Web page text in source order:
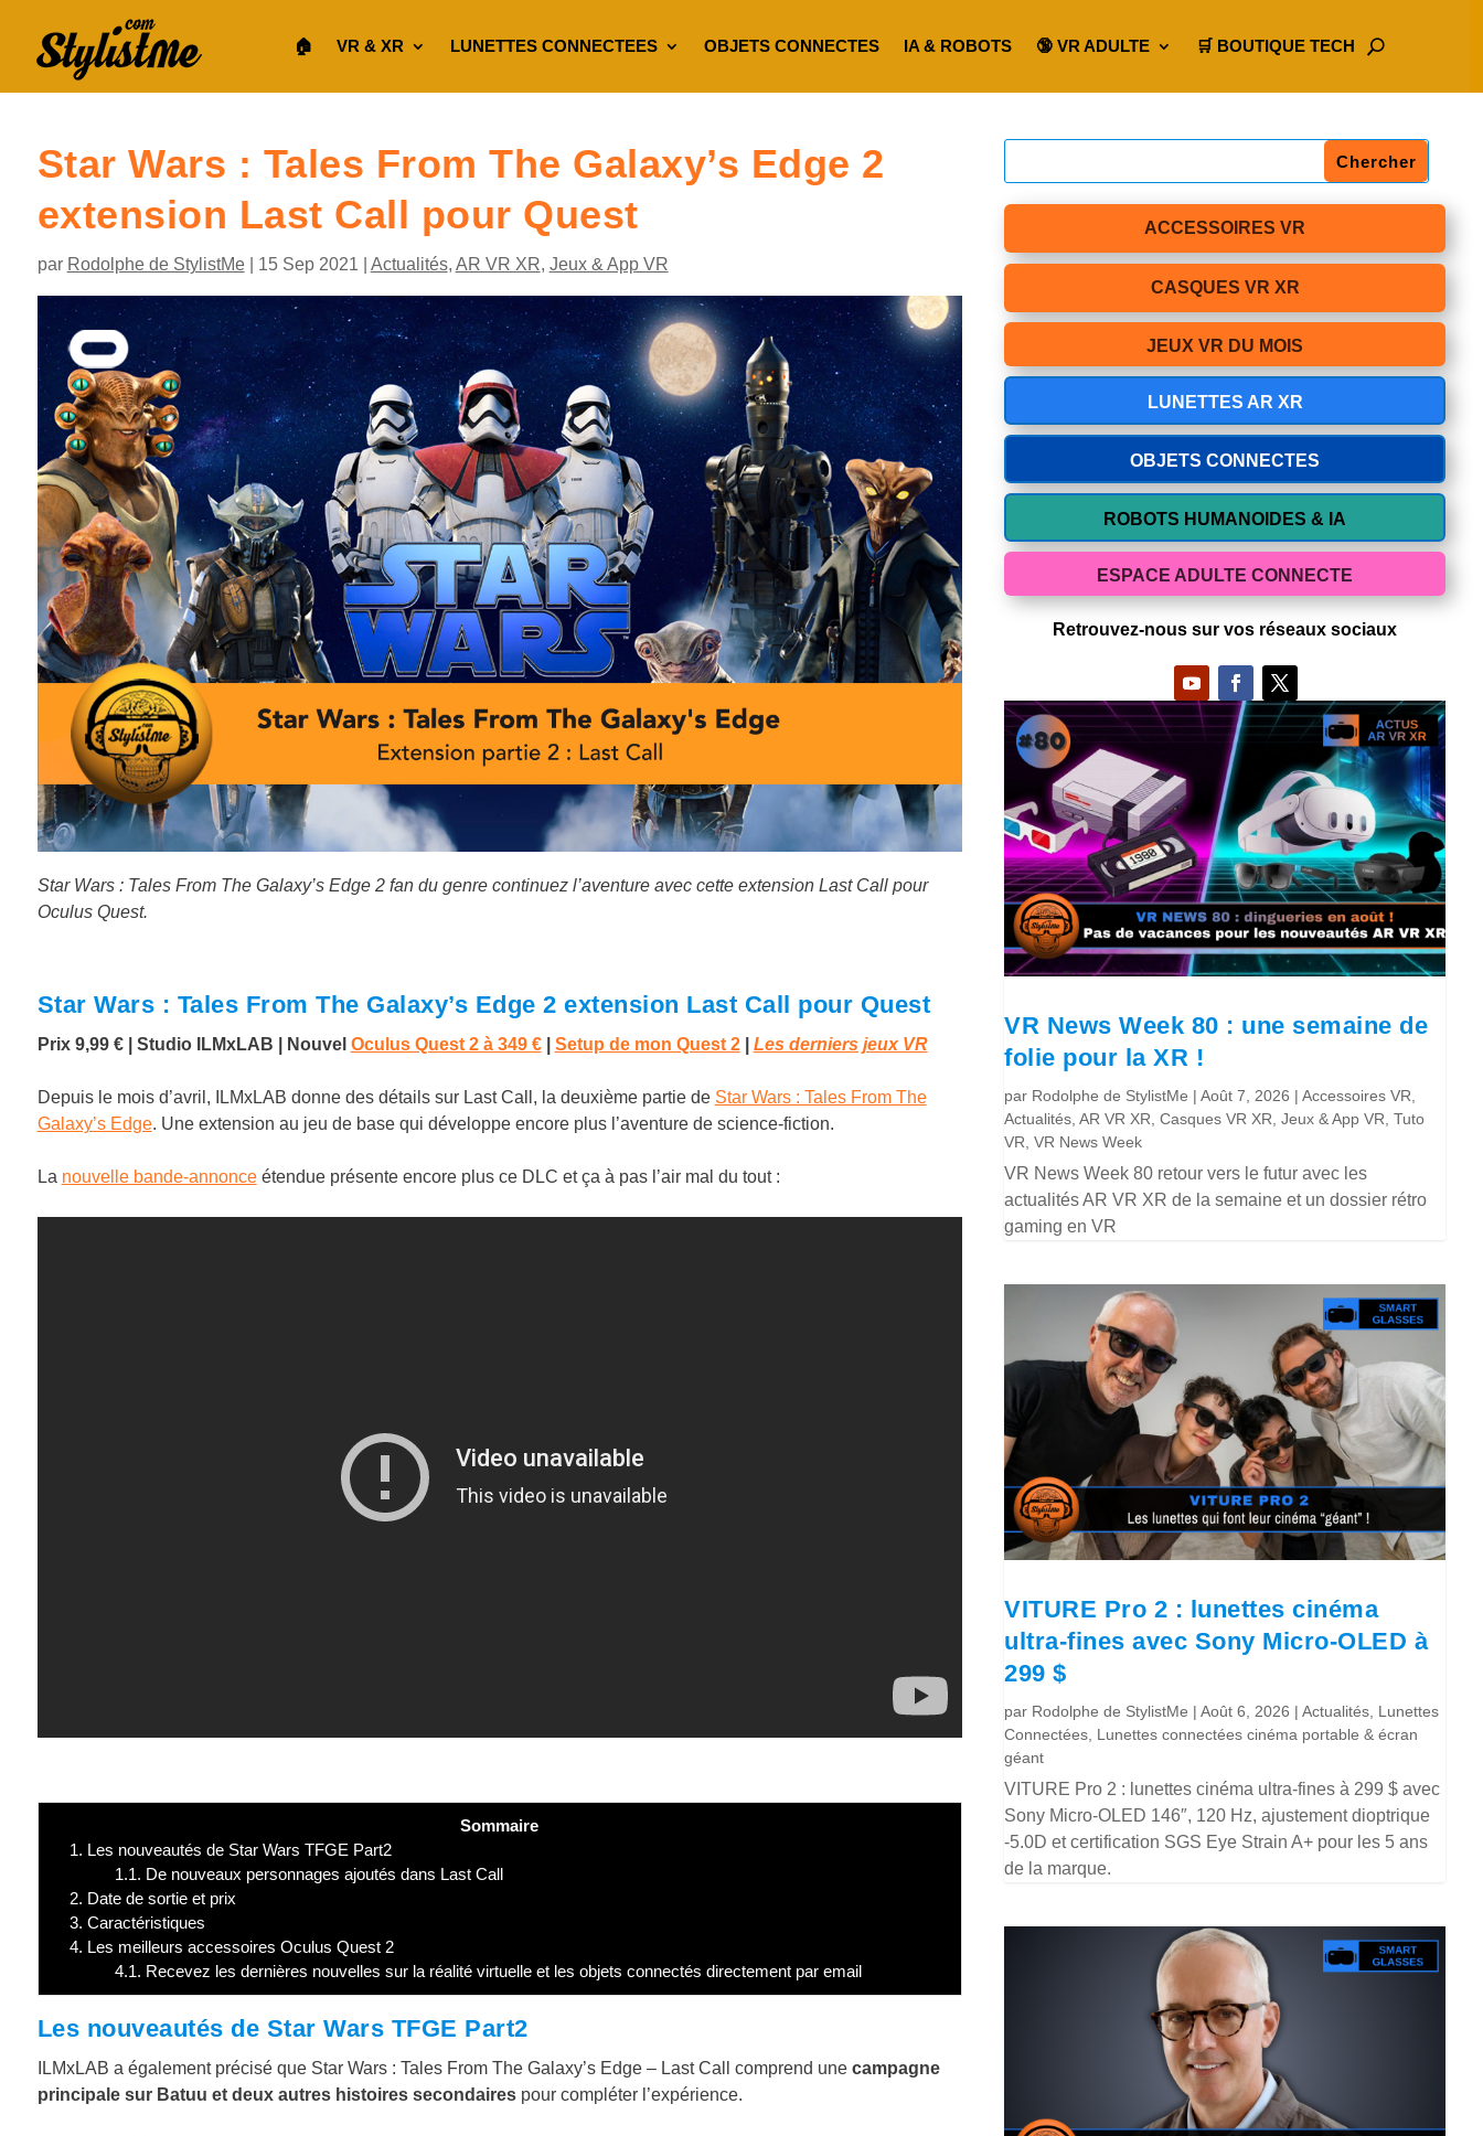
🏠︎ VR & XR LUNETTES CONNECTEES OBJETS CONNECTES IA & ROBOTS 🔞 VR ADULTE 🛒 BOUTIQUE TECH
Star Wars : Tales From The Galaxy’s Edge 2
extension Last Call pour Quest
par Rodolphe de StylistMe| 15 Sep 2021 Actualités, AR VR XR, Jeux & App VR
Star Wars : Tales From The Galaxy’s Edge 2 fan du genre continuez l’aventure avec cette extension Last Call pour
Oculus Quest.
Star Wars : Tales From The Galaxy’s Edge 2 extension Last Call pour Quest
Prix 9,99 €| Studio ILMxLAB Nouvel Oculus Quest 2 à 349 € Setup de mon Quest 2| Les derniers jeux VR
Depuis le mois d’avril, ILMxLAB donne des détails sur Last Call, la deuxième partie de Star Wars : Tales From The
Galaxy’s Edge. Une extension au jeu de base qui développe encore plus l’aventure de science-fiction.
La nouvelle bande-annonceétendue présente encore plus ce DLC et ça à pas l’air mal du tout :
Sommaire
1. Les nouveautés de Star Wars TFGE Part2
1.1. De nouveaux personnages ajoutés dans Last Call
2. Date de sortie et prix
3. Caractéristiques
4. Les meilleurs accessoires Oculus Quest 2
4.1. Recevez les dernières nouvelles sur la réalité virtuelle et les objets connectés directement par email
Les nouveautés de Star Wars TFGE Part2
ILMxLAB a également précisé que Star Wars : Tales From The Galaxy’s Edge – Last Call comprend une campagne
principale sur Batuu et deux autres histoires secondairespour compléter l’expérience.
ACCESSOIRES VR
CASQUES VR XR
JEUX VR DU MOIS
LUNETTES AR XR
OBJETS CONNECTES
ROBOTS HUMANOIDES & IA
ESPACE ADULTE CONNECTE
Retrouvez-nous sur vos réseaux sociaux
VR News Week 80 : une semaine de
folie pour la XR !
par Rodolphe de StylistMe |Août 7, 2026 |Accessoires VR
Actualités ,AR VR XR ,Casques VR XR ,Jeux & App VR ,Tuto
VR ,VR News Week
VR News Week 80 retour vers le futur avec les
actualités AR VR XR de la semaine et un dossier rétro
gaming en VR
VITURE Pro 2 : lunettes cinéma
ultra-fines avec Sony Micro-OLED à
299 $
par Rodolphe de StylistMe |Août 6, 2026 |Actualités Lunettes
Connectées Lunettes connectées cinéma portable & écran
géant
VITURE Pro 2 : lunettes cinéma ultra-fines à 299 $ avec
Sony Micro-OLED 146″, 120 Hz, ajustement dioptrique
-5.0D et certification SGS Eye Strain A+ pour les 5 ans
de la marque.